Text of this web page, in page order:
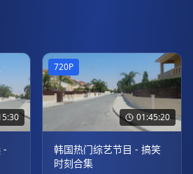
-
01:45:20
720P
韩国热门综艺节目 - 搞笑
时刻合集